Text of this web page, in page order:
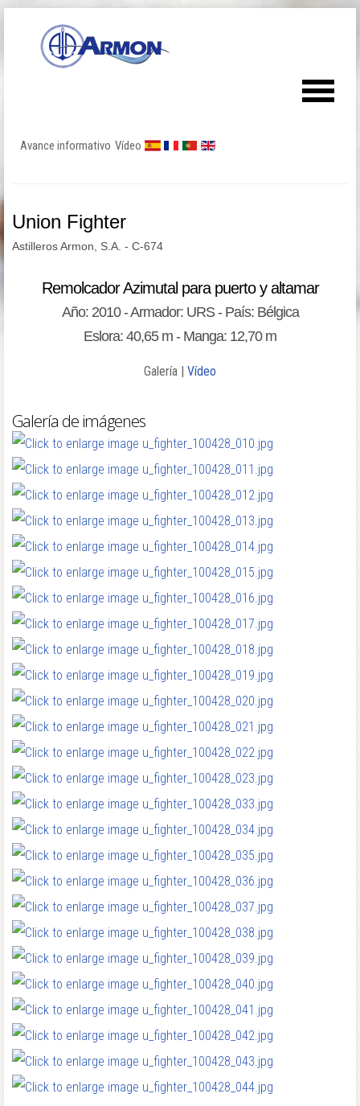
Avance informativo Vídeo
Union Fighter
Astilleros Armon, S.A. - C-674
Remolcador Azimutal para puerto y altamar
Año: 2010 - Armador: URS - País: Bélgica
Eslora: 40,65 m - Manga: 12,70 m
Galería | Vídeo
Galería de imágenes